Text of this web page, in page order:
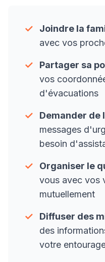
✓ Joindre la
avec vos
✓ Partager sa
vos
d'évacuations
✓ Demander de
messages
besoin
✓ Organiser le
vous avec vos
mutuellement
✓ Diffuser des
des
votre